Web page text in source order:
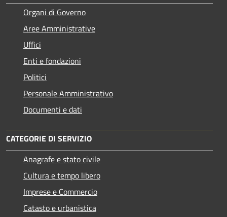
Organi di Governo
Aree Amministrative
Uffici
Enti e fondazioni
Politici
Personale Amministrativo
Documenti e dati
CATEGORIE DI SERVIZIO
Anagrafe e stato civile
Cultura e tempo libero
Imprese e Commercio
Catasto e urbanistica